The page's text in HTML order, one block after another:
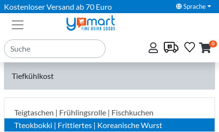
Kostenloser Versand ab 70 Euro Sprache
0
Tiefkühlkost
Teigtaschen | Frühlingsrolle | Fischkuchen
Tteokbokki | Frittiertes | Koreanische Wurst